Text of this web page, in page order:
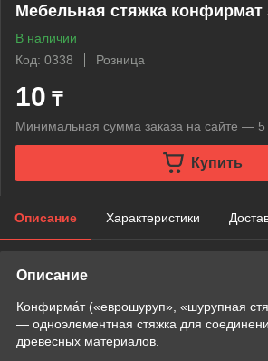
Мебельная стяжка конфирмат
В наличии
Код: 0338
Розница
10 ₸
Минимальная сумма заказа на сайте — 5
Купить
Описание Характеристики
Описание
Конфирма́т («еврошуруп», «шурупная
— одноэлементная стяжка для
древесных материалов.